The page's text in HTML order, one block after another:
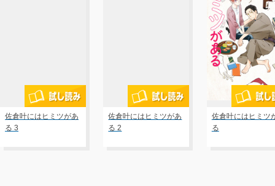
佐倉叶にはヒミツがあ
る 3
佐倉叶にはヒミツがあ
る 2
佐倉叶にはヒミツ
る